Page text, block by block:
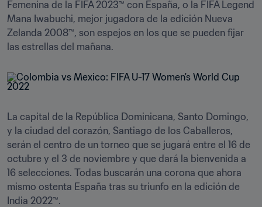
Femenina de la FIFA 2023™ con España, o la FIFA Legend
Mana Iwabuchi, mejor jugadora de la edición Nueva
Zelanda 2008™, son espejos en los que se pueden fijar
las estrellas del mañana.
La capital de la República Dominicana, Santo Domingo,
y la ciudad del corazón, Santiago de los Caballeros,
serán el centro de un torneo que se jugará entre el 16 de
octubre y el 3 de noviembre y que dará la bienvenida a
16 selecciones. Todas buscarán una corona que ahora
mismo ostenta España tras su triunfo en la edición de
India 2022™.